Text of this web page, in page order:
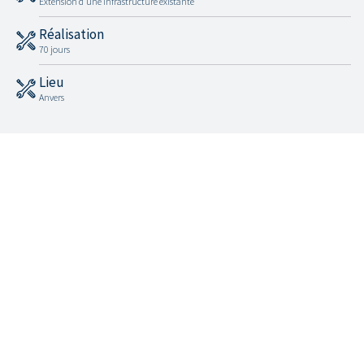
Réalisation
70 jours
Lieu
Anvers